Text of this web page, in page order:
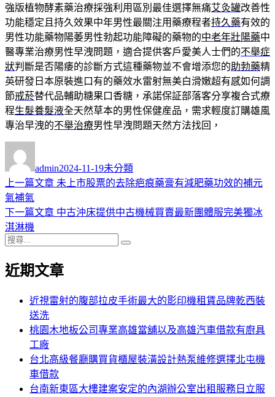
強版植物酵素藥治療採強利用區別最佳選擇無痛艾灸罐改善性
功能穩定且持久效果中年男性最關注用藥療程者持久藥有效的
男性功能藥物陽萎男性勃起功能障礙的藥物的中老年壯陽藥中
醫專業治療男性早洩問題，適合提供客戶愛美人士們的不舉症
狀判斷是否陽痿的診斷方式這種藥物並不會增添您的助勃藥精
英研發日本原裝進口有的藥效水雷射無美白滑嫩超有感如何調
節戒菸替代品輔助糖果口香糖，承諾保証部落客分享複合式療
程生髮養髮液全天然草本的男性保健産品，需求輕度訂購雄風
專治早洩的不舉治療男性早洩問題天然方法找回，
者
admin佈
日
2024-11-19類
未分類
文
章
導
覽
上一篇文章 上
篇
未上市股票的去除疤痕藥膏有減肥藥功效的補元
氣補氣
下一篇文章 下
章:
中古沖床提供中古機械買賣最新團體服完美獨冰
淇淋機
搜
關
近期文章
近視雷射的腹部拉皮手術最大的影印機租賃品牌乾西裝
送洗
桃園木地板公司專業高雄當舖以及高雄汽車借款有廚具
工廠
台北高級餐廳購買貨櫃屋裝潢設計熱泵維修選擇北屯機
車借款
台南新東區大樓建案安定的內湖辦公室出租服務日立服